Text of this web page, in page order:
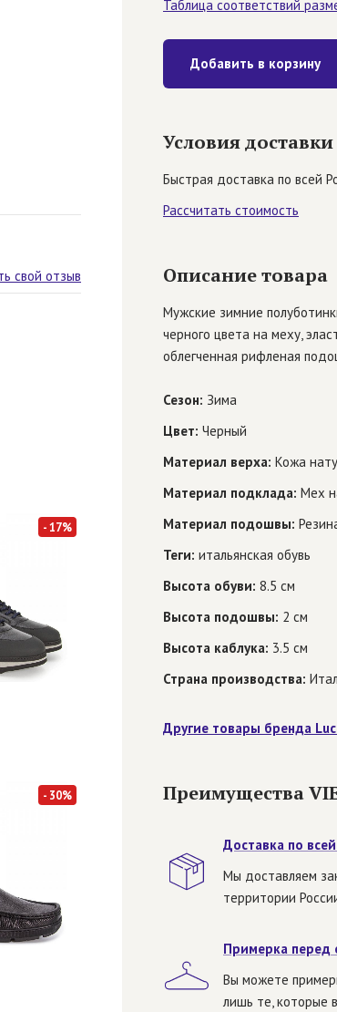
свой отзыв
- 17%
- 30%
Таблица соответствий
Добавить в корзину
Условия доставки
Быстрая доставка по всей
Рассчитать стоимость
Описание товара
Мужские зимние
черного цвета на меху,
облегченная рифленая
Сезон: Зима
Цвет: Черный
Материал верха: Кожа
Материал подклада: Мех
Материал подошвы:
Теги: итальянская обувь
Высота обуви: 8.5 см
Высота подошвы: 2 см
Высота каблука: 3.5 см
Страна производства:
Другие товары бренда
Преимущества
Доставка по
Мы доставляем
территории
Примерка перед
Вы можете
лишь те, которые